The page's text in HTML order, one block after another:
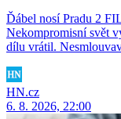
Ďábel nosí Pradu 2
Nekompromisní svět
dílu vrátil.
HN.cz
6. 8. 2026, 22:00